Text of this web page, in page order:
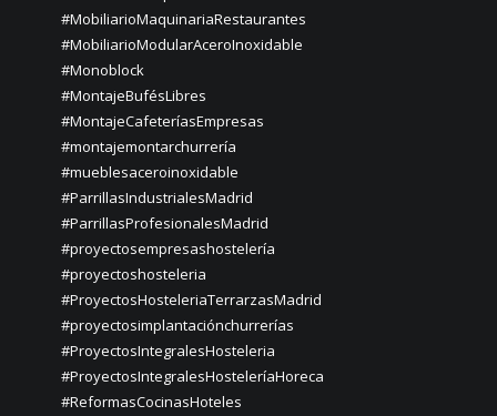
#MobiliarioMaquinariaRestaurantes
#MobiliarioModularAceroInoxidable
#Monoblock
#MontajeBufésLibres
#MontajeCafeteríasEmpresas
#montajemontarchurrería
#mueblesaceroinoxidable
#ParrillasIndustrialesMadrid
#ParrillasProfesionalesMadrid
#proyectosempresashostelería
#proyectoshosteleria
#ProyectosHosteleriaTerrarzasMadrid
#proyectosimplantaciónchurrerías
#ProyectosIntegralesHosteleria
#ProyectosIntegralesHosteleríaHoreca
#ReformasCocinasHoteles